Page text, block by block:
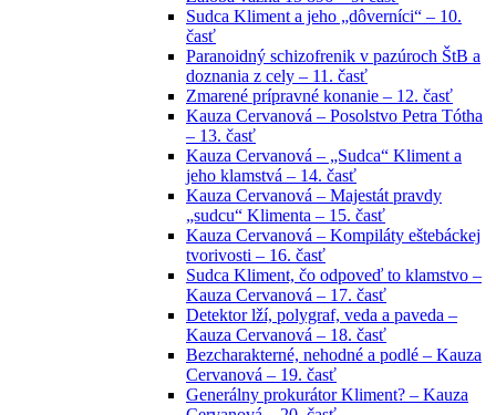
Sudca Kliment a jeho „dôverníci“ – 10.
časť
Paranoidný schizofrenik v pazúroch ŠtB a
doznania z cely – 11. časť
Zmarené prípravné konanie – 12. časť
Kauza Cervanová – Posolstvo Petra Tótha
– 13. časť
Kauza Cervanová – „Sudca“ Kliment a
jeho klamstvá – 14. časť
Kauza Cervanová – Majestát pravdy
„sudcu“ Klimenta – 15. časť
Kauza Cervanová – Kompiláty eštebáckej
tvorivosti – 16. časť
Sudca Kliment, čo odpoveď to klamstvo –
Kauza Cervanová – 17. časť
Detektor lží, polygraf, veda a paveda –
Kauza Cervanová – 18. časť
Bezcharakterné, nehodné a podlé – Kauza
Cervanová – 19. časť
Generálny prokurátor Kliment? – Kauza